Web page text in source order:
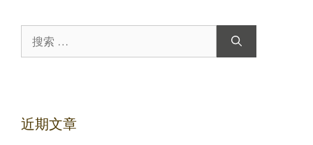
索：
近期文章